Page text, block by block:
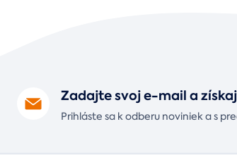
Zadajte svoj e-mail a
Prihláste sa k odberu noviniek a s